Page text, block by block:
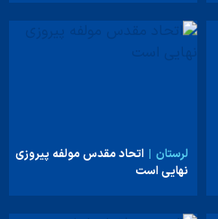
لرستان
اتحاد مقدس مولفه پیروزی
نهایی است